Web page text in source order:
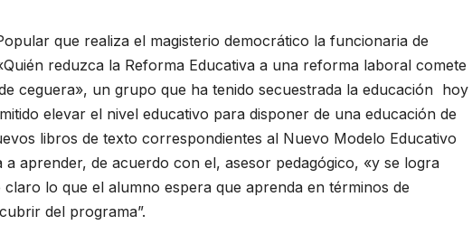
que realiza el magisterio democrático la funcionaria de
reduzca la Reforma Educativa a una reforma laboral comete
ceguera», un grupo que ha tenido secuestrada la educación hoy
elevar el nivel educativo para disponer de una educación de
libros de texto correspondientes al Nuevo Modelo Educativo
aprender, de acuerdo con el, asesor pedagógico, «y se logra
lo que el alumno espera que aprenda en términos de
del programa”.